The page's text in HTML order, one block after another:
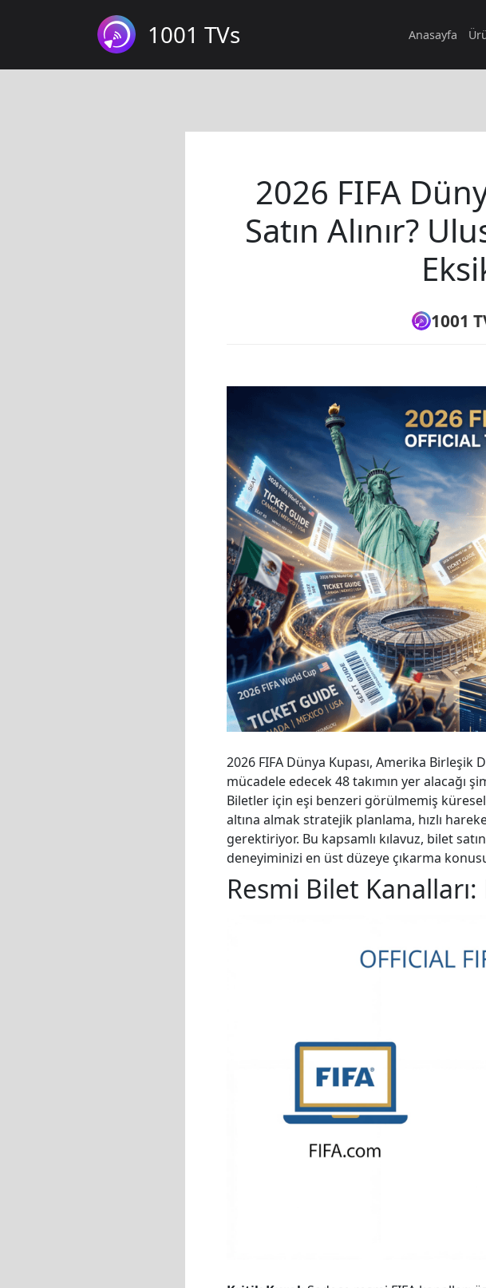
1001 TVs Anasayfa
2026 FIFA
Satın Alınır?
1001
2026 FIFA Dünya Kupası, Amerika
mücadele edecek 48 takımın yer alacağı
Biletler için eşi benzeri görülmemiş
altına almak stratejik planlama, hızlı
gerektiriyor. Bu kapsamlı kılavuz, bilet
deneyiminizi en üst düzeye çıkarma
Resmi Bilet Kanalları: